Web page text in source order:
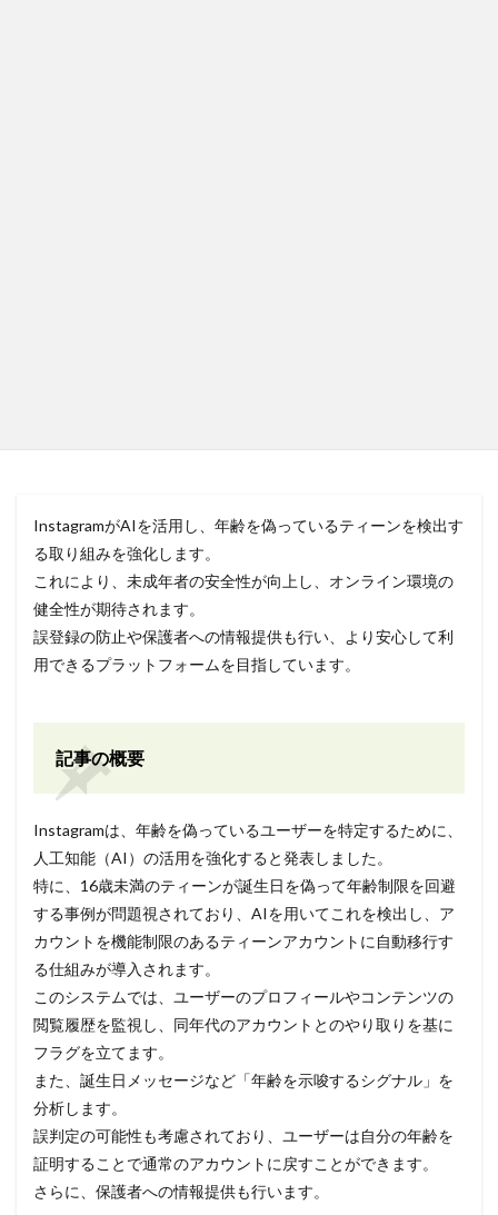
InstagramがAIを活用し、年齢を偽っているティーンを検出す
る取り組みを強化します。
これにより、未成年者の安全性が向上し、オンライン環境の
健全性が期待されます。
誤登録の防止や保護者への情報提供も行い、より安心して利
用できるプラットフォームを目指しています。
記事の概要
Instagramは、年齢を偽っているユーザーを特定するために、
人工知能（AI）の活用を強化すると発表しました。
特に、16歳未満のティーンが誕生日を偽って年齢制限を回避
する事例が問題視されており、AIを用いてこれを検出し、ア
カウントを機能制限のあるティーンアカウントに自動移行す
る仕組みが導入されます。
このシステムでは、ユーザーのプロフィールやコンテンツの
閲覧履歴を監視し、同年代のアカウントとのやり取りを基に
フラグを立てます。
また、誕生日メッセージなど「年齢を示唆するシグナル」を
分析します。
誤判定の可能性も考慮されており、ユーザーは自分の年齢を
証明することで通常のアカウントに戻すことができます。
さらに、保護者への情報提供も行います。